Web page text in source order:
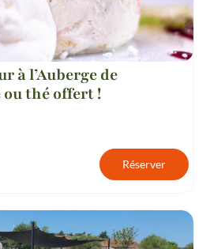
à l’Auberge de
ou thé offert !
Réserver